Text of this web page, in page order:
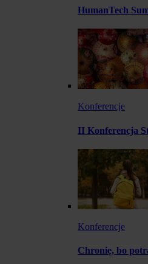
HumanTech
Konferencje
II Konferencja
Konferencje
Chronię, bo